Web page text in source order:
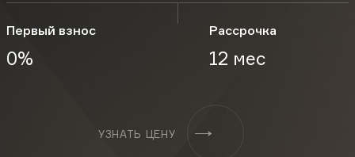
En
Первый взнос
0%
Рассрочка
12 мес
УЗНАТЬ ЦЕНУ